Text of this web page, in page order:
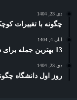
دی 23, 1404
چگونه با تغییرات
آبان 4, 1404
13 بهترین جمله برای درخواست دوستی با دختر+ 8 ترفند ادامه
دی 23, 1404
روز اول دانشگاه